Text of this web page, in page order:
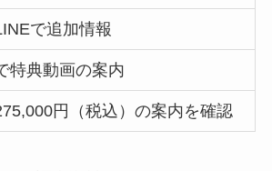
で追加情報
特典動画の案内
円（税込）の案内を確認